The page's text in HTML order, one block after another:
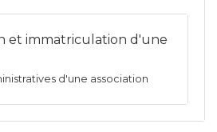
et immatriculation d'une
d'une association